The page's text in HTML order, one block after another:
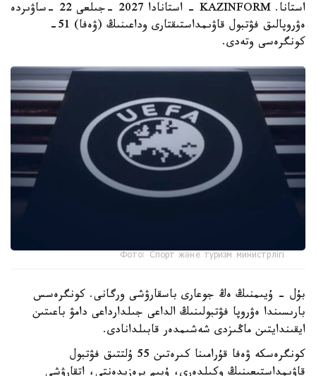
استانا. KAZINFORM - استانادا 2027 -جىلعى 22 -ساۋىردە
ەۋروپالىق فۋتبول قاۋىمداستىقتارى وداعىنىڭ (ۋەفا) 51-
كونگرەسى وتەدى.
Фото: Спорт және туризм министрлігі
بۇل - ۇيىمنىڭ ەڭ جوعارى باسقارۋشى ورگانى. كونگرەسس
بارىسىندا ەۋروپا فۋتبولىنىڭ الداعى جىلدارداعى دامۋ باعىتىن
ايقىندايتىن ماڭىزدى شەشىمدەر قابىلدانادى.
كونگرەسكە ۋەفا قۇرامىنا كىرەتىن 55 ۇلتتىق فۋتبول